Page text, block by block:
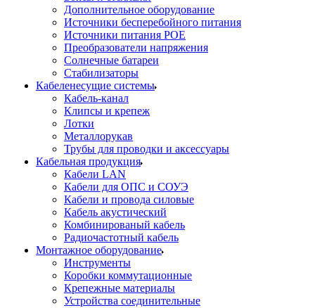
Дополнительное оборудование
Источники бесперебойного питания
Источники питания POE
Преобразователи напряжения
Солнечные батареи
Стабилизаторы
Кабеленесущие системы
Кабель-канал
Клипсы и крепеж
Лотки
Металлорукав
Трубы для проводки и аксессуары
Кабельная продукция
Кабели LAN
Кабели для ОПС и СОУЭ
Кабели и провода силовые
Кабель акустический
Комбинированый кабель
Радиочастотный кабель
Монтажное оборудование
Инструменты
Коробки коммутационные
Крепежные материалы
Устройства соединительные